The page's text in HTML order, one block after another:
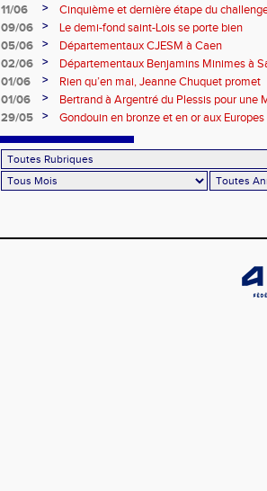
11/06
>
Cinquième et dernière étape du
09/06
>
Le demi-fond saint-Lois se porte bien
05/06
>
Départementaux CJESM à Caen
02/06
>
Départementaux Benjamins Minimes à
01/06
>
Rien qu’en mai, Jeanne Chuquet promet
01/06
>
Bertrand à Argentré du Plessis pour une
29/05
> Gondouin en bronze et en or aux Europes